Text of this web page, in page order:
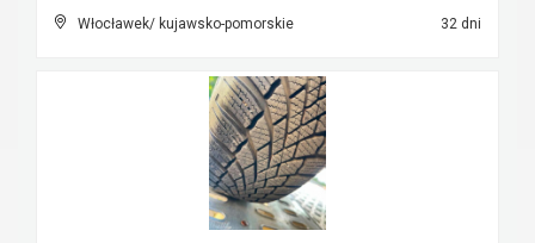
Włocławek/ kujawsko-pomorskie 32 dni